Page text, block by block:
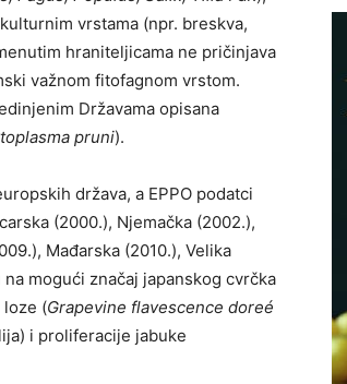
vrstama (npr. breskva,
hraniteljicama ne pričinjava
važnom fitofagnom vrstom.
Državama opisana
pruni).
država, a EPPO podatci
(2000.), Njemačka (2002.),
Mađarska (2010.), Velika
mogući značaj japanskog cvrčka
(Grapevine flavescence doreé
i proliferacije jabuke